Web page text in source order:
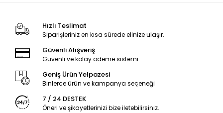
Hızlı Teslimat
Siparişleriniz en kısa sürede elinize ulaşır.
Güvenli Alışveriş
Güvenli ve kolay ödeme sistemi
Geniş Ürün Yelpazesi
Binlerce ürün ve kampanya seçeneği
7 / 24 DESTEK
Öneri ve şikayetlerinizi bize iletebilirsiniz.